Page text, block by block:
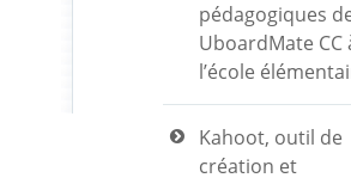
pédagogiques
UboardMate CC
l’école
Kahoot, outil de
création et